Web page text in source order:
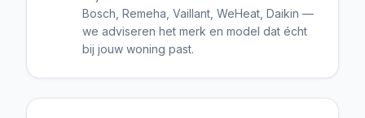
Bosch, Remeha, Vaillant, WeHeat, Daikin —
we adviseren het merk en model dat écht
bij jouw woning past.